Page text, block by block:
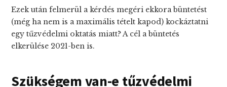
Ezek után felmerül a kérdés megéri ekkora büntetést
(még ha nem is a maximális tételt kapod) kockáztatni
egy tűzvédelmi oktatás miatt? A cél a büntetés
elkerülése 2021-ben is.
Szükségem van-e tűzvédelmi